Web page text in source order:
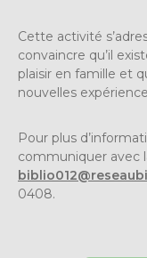
Cette activité
convaincre qu’il
plaisir en famille et
nouvelles
Pour plus
communiquer avec
0408.